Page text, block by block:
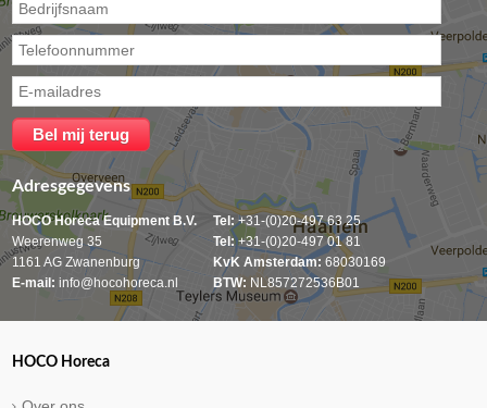
Adresgegevens
HOCO Horeca Equipment B.V.
Weerenweg 35
1161 AG Zwanenburg
E-mail: info@hocohoreca.nl
Tel:+31-(0)20-497 63 25
Tel:+31-(0)20-497 01 81
KvK Amsterdam: 68030169
BTW: NL857272536B01
HOCO Horeca